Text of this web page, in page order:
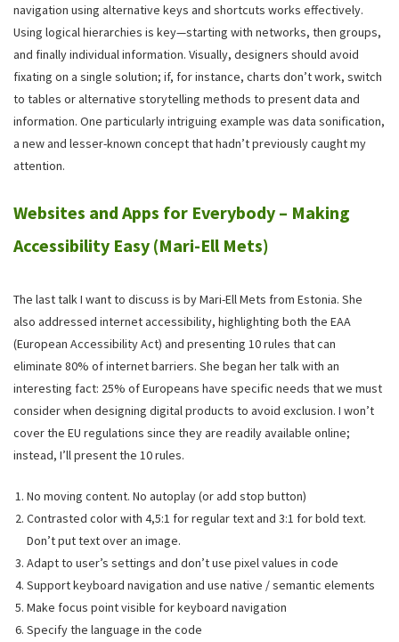
navigation using alternative keys and shortcuts works effectively.
Using logical hierarchies is key—starting with networks, then groups,
and finally individual information. Visually, designers should avoid
fixating on a single solution; if, for instance, charts don’t work, switch
to tables or alternative storytelling methods to present data and
information. One particularly intriguing example was data sonification,
a new and lesser-known concept that hadn’t previously caught my
attention.
Websites and Apps for Everybody – Making
Accessibility Easy (Mari-Ell Mets)
The last talk I want to discuss is by Mari-Ell Mets from Estonia. She
also addressed internet accessibility, highlighting both the EAA
(European Accessibility Act) and presenting 10 rules that can
eliminate 80% of internet barriers. She began her talk with an
interesting fact: 25% of Europeans have specific needs that we must
consider when designing digital products to avoid exclusion. I won’t
cover the EU regulations since they are readily available online;
instead, I’ll present the 10 rules.
No moving content. No autoplay (or add stop button)
Contrasted color with 4,5:1 for regular text and 3:1 for bold text.
Don’t put text over an image.
Adapt to user’s settings and don’t use pixel values in code
Support keyboard navigation and use native / semantic elements
Make focus point visible for keyboard navigation
Specify the language in the code